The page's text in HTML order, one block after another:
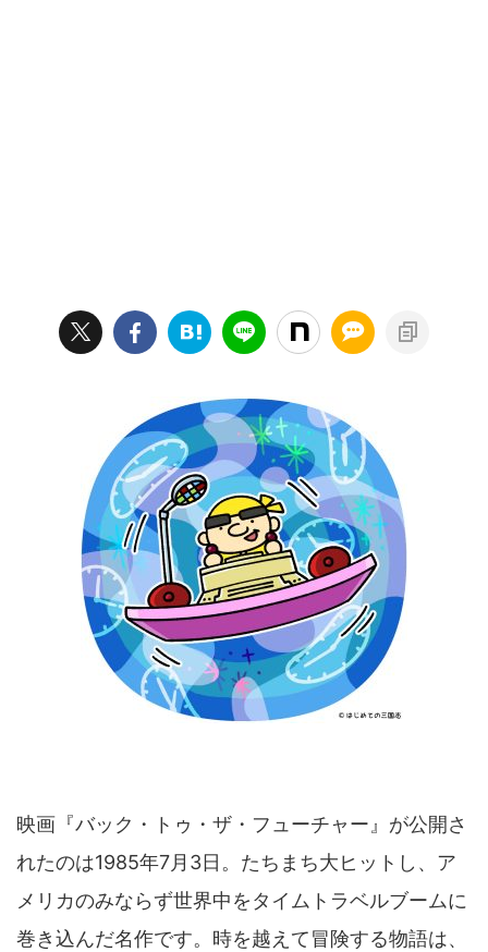
映画『バック・トゥ・ザ・フューチャー』が公開さ
れたのは1985年7月3日。たちまち大ヒットし、ア
メリカのみならず世界中をタイムトラベルブームに
巻き込んだ名作です。時を越えて冒険する物語は、